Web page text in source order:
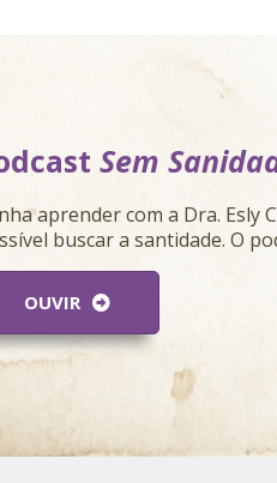
Sem
aprender com a Dra. Esly
buscar a santidade. O
OUVIR